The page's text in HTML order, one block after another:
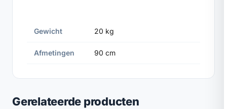
Gewicht 20 kg
Afmetingen 90 cm
Gerelateerde producten